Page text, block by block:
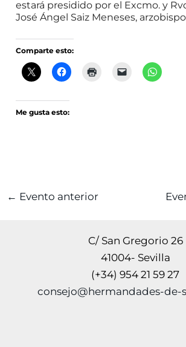
estará presidido por el Excmo. y
José Ángel Saiz Meneses,
Comparte esto:
Me gusta esto:
← Evento anterior
C/ San Gregorio 26
41004- Sevilla
(+34) 954 21 59 27
consejo@hermandades-de-